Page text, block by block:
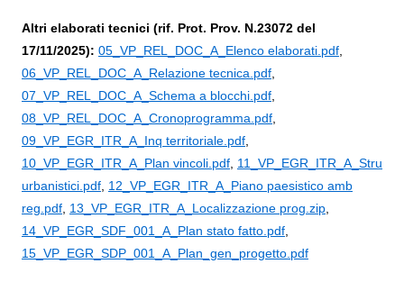
Altri elaborati tecnici (rif. Prot. Prov. N.23072 del
17/11/2025): 05_VP_REL_DOC_A_Elenco elaborati.pdf
06_VP_REL_DOC_A_Relazione tecnica.pdf
07_VP_REL_DOC_A_Schema a blocchi.pdf
08_VP_REL_DOC_A_Cronoprogramma.pdf
09_VP_EGR_ITR_A_Inq territoriale.pdf
10_VP_EGR_ITR_A_Plan vincoli.pdf 11_VP_EGR_ITR_A_Stru
urbanistici.pdf 12_VP_EGR_ITR_A_Piano paesistico amb
reg.pdf 13_VP_EGR_ITR_A_Localizzazione prog.zip
14_VP_EGR_SDF_001_A_Plan stato fatto.pdf
15_VP_EGR_SDP_001_A_Plan_gen_progetto.pdf